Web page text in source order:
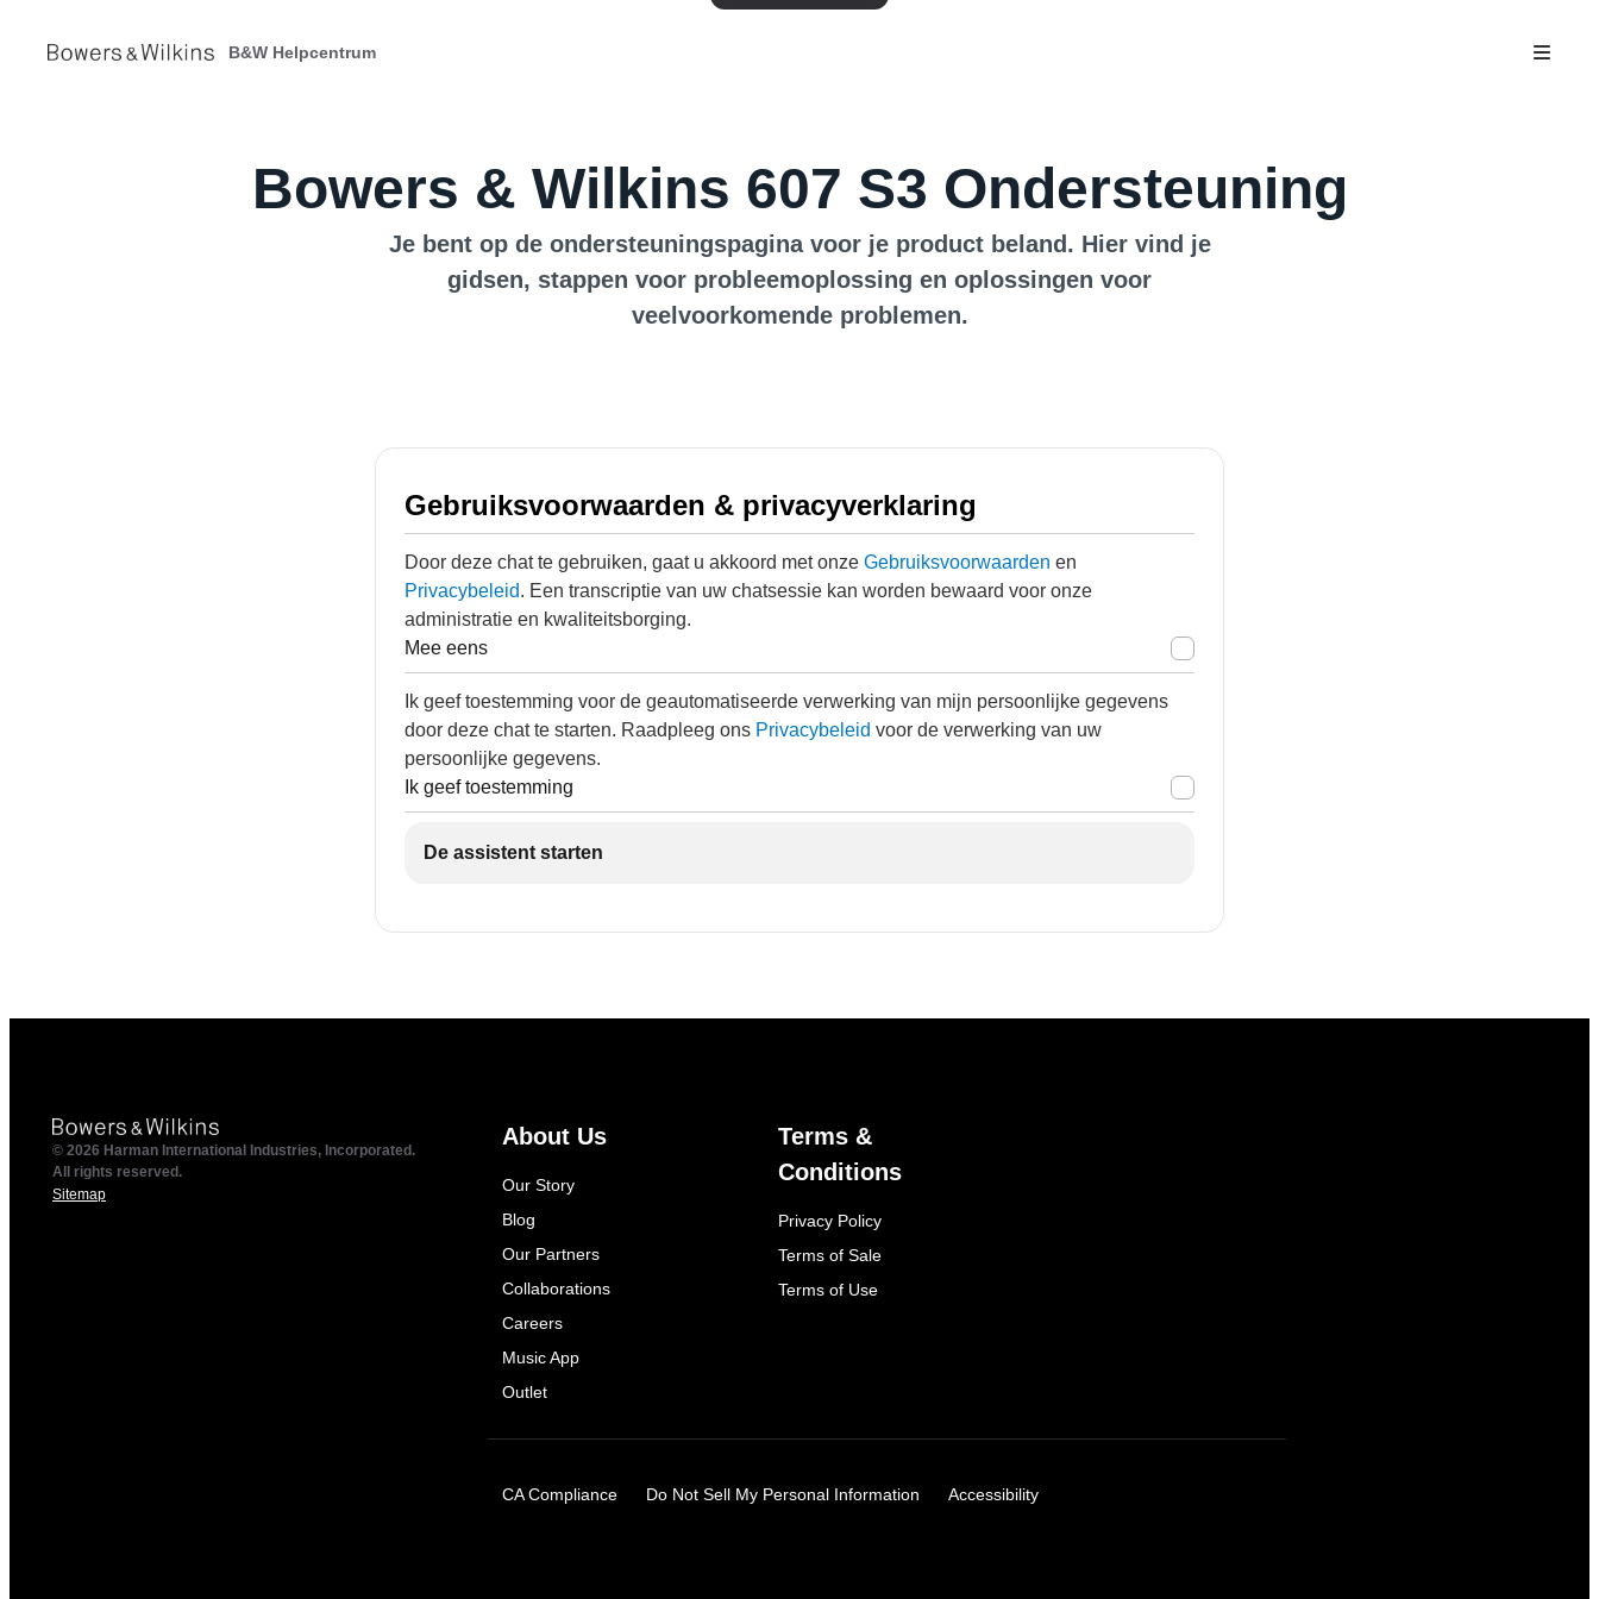
B&W Helpcentrum
Bowers & Wilkins 607 S3 Ondersteuning
Je bent op de ondersteuningspagina voor je product beland. Hier vind je
gidsen, stappen voor probleemoplossing en oplossingen voor
veelvoorkomende problemen.
Gebruiksvoorwaarden & privacyverklaring
Door deze chat te gebruiken, gaat u akkoord met onze Gebruiksvoorwaarden en
Privacybeleid. Een transcriptie van uw chatsessie kan worden bewaard voor onze
administratie en kwaliteitsborging.
Mee eens
Ik geef toestemming voor de geautomatiseerde verwerking van mijn persoonlijke gegevens
door deze chat te starten. Raadpleeg ons Privacybeleid voor de verwerking van uw
persoonlijke gegevens.
Ik geef toestemming
De assistent starten
© 2026 Harman International Industries, Incorporated.
All rights reserved.
Sitemap
About Us
Our Story
Blog
Our Partners
Collaborations
Careers
Music App
Outlet
Terms &
Conditions
Privacy Policy
Terms of Sale
Terms of Use
CA Compliance Do Not Sell My Personal Information Accessibility